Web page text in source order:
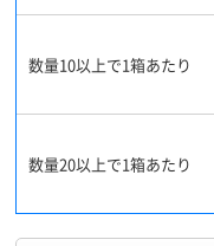
数量10以上で1箱あたり
数量20以上で1箱あたり